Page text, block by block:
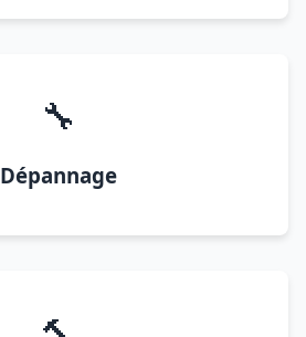
🔧
Dépannage